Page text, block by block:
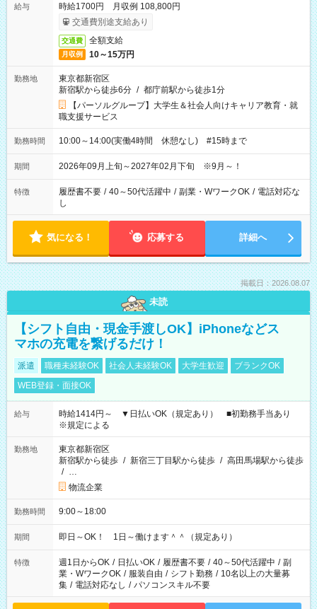
給与
時給1700円 月収例 108,800円
交通費別途支給あり
交通費 全額支給
月収例 10～15万円
勤務地
東京都新宿区
新宿駅から徒歩6分 / 都庁前駅から徒歩1分
【パーソルグループ】大学生＆社会人向けキャリア教育・就
職支援サービス
勤務時間 10:00～14:00(実働4時間 休憩なし) #15時まで
期間 2026年09月上旬～2027年02月下旬 ※9月～！
特徴 履歴書不要 / 40～50代活躍中 / 副業・WワークOK / 電話対応な
し
気になる！ 応募する 詳細へ
掲載日：2026.08.07
未読
【シフト自由・現金手渡しOK】iPhoneなどス
マホの充電を繋げるだけ！
派遣 職種未経験OK 社会人未経験OK 大学生歓迎
ブランクOK
WEB登録・面接OK
給与
時給1414円～ ▼日払いOK（規定あり） ■初勤務手当あり
※規定による
勤務地
東京都新宿区
新宿駅から徒歩 / 新宿三丁目駅から徒歩 / 高田馬場駅から徒歩
/ …
物流企業
勤務時間 9:00～18:00
期間 即日～OK！ 1日～働けます＾＾（規定あり）
特徴 週1日からOK / 日払いOK / 履歴書不要 / 40～50代活躍中 / 副
業・WワークOK / 服装自由 / シフト勤務 / 10名以上の大量募
集 / 電話対応なし / パソコンスキル不要